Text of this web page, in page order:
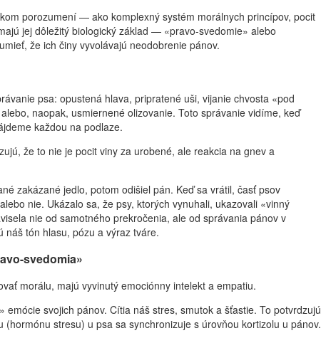
porozumení — ako komplexný systém morálnych princípov, pocit
jej dôležitý biologický základ — «pravo-svedomie» alebo
že ich činy vyvolávajú neodobrenie pánov.
psa: opustená hlava, pripratené uši, vijanie chvosta «pod
naopak, usmiernené olizovanie. Toto správanie vidíme, keď
každou na podlaze.
že to nie je pocit viny za urobené, ale reakcia na gnev a
zakázané jedlo, potom odišiel pán. Keď sa vrátil, časť psov
nie. Ukázalo sa, že psy, ktorých vynuhali, ukazovali «vinný
nie od samotného prekročenia, ale od správania pánov v
náš tón hlasu, pózu a výraz tváre.
svedomia»
morálu, majú vyvinutý emociónny intelekt a empatiu.
emócie svojich pánov. Cítia náš stres, smutok a šťastie. To potvrdzujú
stresu) u psa sa synchronizuje s úrovňou kortizolu u pánov.